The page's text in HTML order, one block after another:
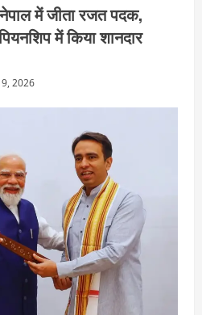
में जीता रजत पदक,
में किया शानदार
9, 2026